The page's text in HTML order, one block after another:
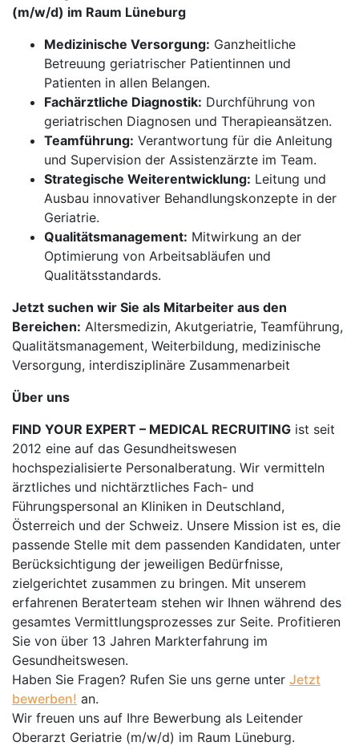
(m/w/d) im Raum Lüneburg
Medizinische Versorgung: Ganzheitliche
Betreuung geriatrischer Patientinnen und
Patienten in allen Belangen.
Fachärztliche Diagnostik: Durchführung von
geriatrischen Diagnosen und Therapieansätzen.
Teamführung: Verantwortung für die Anleitung
und Supervision der Assistenzärzte im Team.
Strategische Weiterentwicklung: Leitung und
Ausbau innovativer Behandlungskonzepte in der
Geriatrie.
Qualitätsmanagement: Mitwirkung an der
Optimierung von Arbeitsabläufen und
Qualitätsstandards.
Jetzt suchen wir Sie als Mitarbeiter aus den
Bereichen: Altersmedizin, Akutgeriatrie, Teamführung,
Qualitätsmanagement, Weiterbildung, medizinische
Versorgung, interdisziplinäre Zusammenarbeit
Über uns
FIND YOUR EXPERT – MEDICAL RECRUITING ist seit
2012 eine auf das Gesundheitswesen
hochspezialisierte Personalberatung. Wir vermitteln
ärztliches und nichtärztliches Fach- und
Führungspersonal an Kliniken in Deutschland,
Österreich und der Schweiz. Unsere Mission ist es, die
passende Stelle mit dem passenden Kandidaten, unter
Berücksichtigung der jeweiligen Bedürfnisse,
zielgerichtet zusammen zu bringen. Mit unserem
erfahrenen Beraterteam stehen wir Ihnen während des
gesamtes Vermittlungsprozesses zur Seite. Profitieren
Sie von über 13 Jahren Markterfahrung im
Gesundheitswesen.
Haben Sie Fragen? Rufen Sie uns gerne unter Jetzt
bewerben! an.
Wir freuen uns auf Ihre Bewerbung als Leitender
Oberarzt Geriatrie (m/w/d) im Raum Lüneburg.